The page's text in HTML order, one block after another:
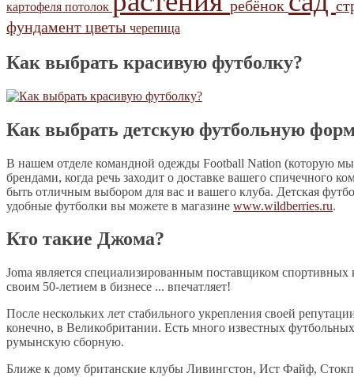
картофеля потолок ребёнок
фундамент цветы черепица
Как выбрать красивую футболку?
Как выбрать детскую футбольную
В нашем отделе командной одежды Football Nation (которую
брендами, когда речь заходит о доставке вашего спичечного
быть отличным выбором для вас и вашего клуба. Детская
удобные футболки вы можете в магазине www.wildberries.ru.
Кто такие Джома?
Joma является специализированным поставщиком
своим 50-летием в бизнесе ... впечатляет!
После нескольких лет стабильного укрепления своей
конечно, в Великобритании. Есть много известных
румынскую сборную.
Ближе к дому британские клубы Ливингстон, Ист Файф,